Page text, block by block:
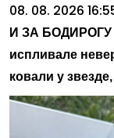
08. 08. 2026
И ЗА
испливале
ковали у